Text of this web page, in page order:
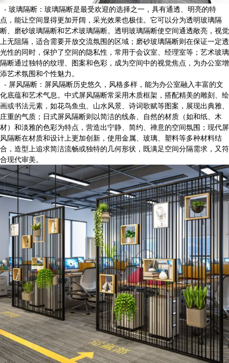
- 玻璃隔断：玻璃隔断是最受欢迎的选择之一，具有通透、明亮的特
点，能让空间显得更加开阔，采光效果也极佳。它可以分为透明玻璃隔
断、磨砂玻璃隔断和艺术玻璃隔断。透明玻璃隔断使空间通透敞亮，视觉
上无阻隔，适合需要开放交流氛围的区域；磨砂玻璃隔断则在保证一定透
光性的同时，保护了空间的隐私性，常用于会议室、经理室等；艺术玻璃
隔断通过独特的纹理、图案和色彩，成为空间中的视觉焦点，为办公室增
添艺术氛围和个性魅力。
- 屏风隔断：屏风隔断历史悠久，风格多样，能为办公室融入丰富的文
化底蕴和艺术气息。中式屏风隔断常采用木质框架，搭配精美的雕刻、绘
画或书法元素，如花鸟鱼虫、山水风景、诗词歌赋等图案，展现出典雅、
庄重的气质；日式屏风隔断则以简洁的线条、自然的材质（如和纸、木
材）和淡雅的色彩为特点，营造出宁静、简约、禅意的空间氛围；现代屏
风隔断在材质和设计上更加创新，使用金属、玻璃、塑料等多种材料结
合，造型上追求简洁流畅或独特的几何形状，既满足空间分隔需求，又符
合现代审美。